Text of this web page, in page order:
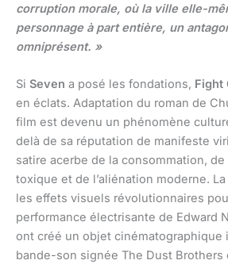
corruption morale, où la ville elle-
personnage à part entière, un
omniprésent. »
Si Seven a posé les fondations, Fight
en éclats. Adaptation du roman de
film est devenu un phénomène
delà de sa réputation de manifeste
satire acerbe de la consommation,
toxique et de l’aliénation moderne.
les effets visuels révolutionnaires
performance électrisante de Edward
ont créé un objet cinématographique
bande-son signée The Dust Brothers